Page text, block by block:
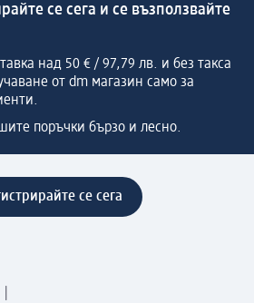
се сега и се възползвайте
над 50 € / 97,79 лв. и без такса
от dm магазин само за
поръчки бързо и лесно.
се сега